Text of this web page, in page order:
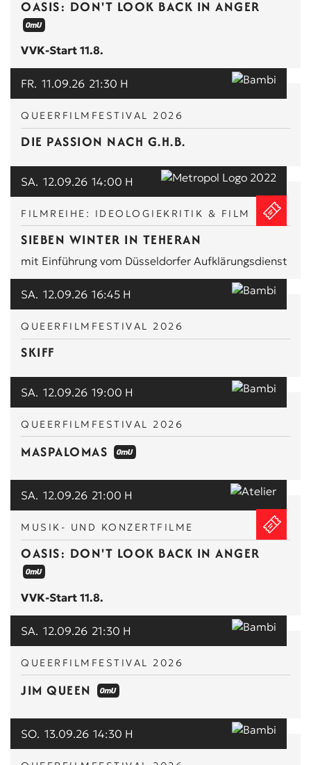
OASIS: DON'T LOOK BACK IN ANGER
VVK-Start 11.8.
QUEERFILMFESTIVAL 2026
DIE PASSION NACH G.H.B.
FR. 11.09.26 21:30 H
FILMREIHE: IDEOLOGIEKRITIK & FILM
SIEBEN WINTER IN TEHERAN
mit Einführung vom Düsseldorfer Aufklärungsdienst
SA. 12.09.26 14:00 H
QUEERFILMFESTIVAL 2026
SKIFF
SA. 12.09.26 16:45 H
QUEERFILMFESTIVAL 2026
MASPALOMAS
SA. 12.09.26 19:00 H
MUSIK- UND KONZERTFILME
OASIS: DON'T LOOK BACK IN ANGER
VVK-Start 11.8.
SA. 12.09.26 21:00 H
QUEERFILMFESTIVAL 2026
JIM QUEEN
SA. 12.09.26 21:30 H
SO. 13.09.26 14:30 H